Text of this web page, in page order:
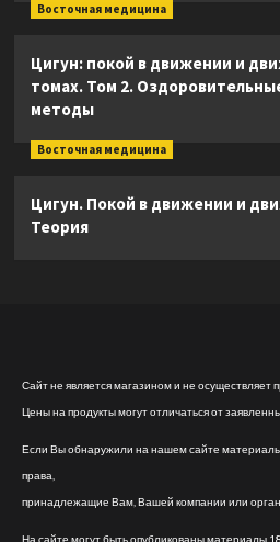
Восточная медицина
Цигун: покой в движении и
томах. Том 2.
методы
Восточная медицина
Цигун. Покой в движении и
Теория
Сайт не является магазином и не осуществляет
Цены на продукты могут отличаться от
Если Вы обнаружили на нашем сайте
права,
принадлежащие Вам, Вашей компании или
На сайте могут быть опубликованы материалы